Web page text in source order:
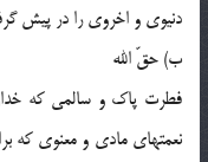
دنيوي و اخروي را در پيش
ب) حقّ‌ الله
فطرت پاك و سالمي كه
نعمتهاي مادي و معنوي كه